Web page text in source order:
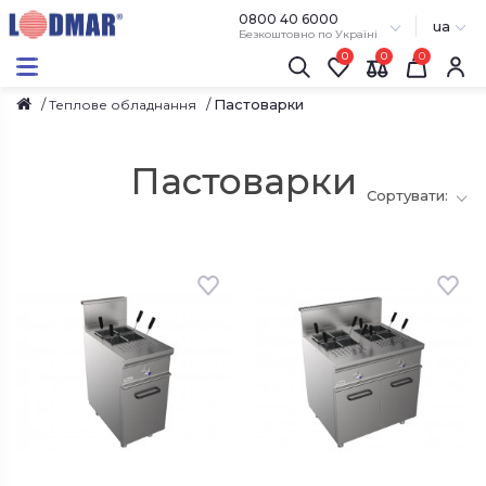
0800 40 6000
Безкоштовно по Україні ua
0 0
Теплове обладнання Пастоварки
Пастоварки Сортувати: